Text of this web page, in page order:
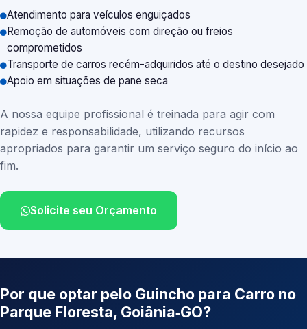
Atendimento para veículos enguiçados
Remoção de automóveis com direção ou freios
comprometidos
Transporte de carros recém-adquiridos até o destino desejado
Apoio em situações de pane seca
A nossa equipe profissional é treinada para agir com
rapidez e responsabilidade, utilizando recursos
apropriados para garantir um serviço seguro do início ao
fim.
Solicite seu Orçamento
Por que optar pelo Guincho para Carro no
Parque Floresta, Goiânia‑GO?